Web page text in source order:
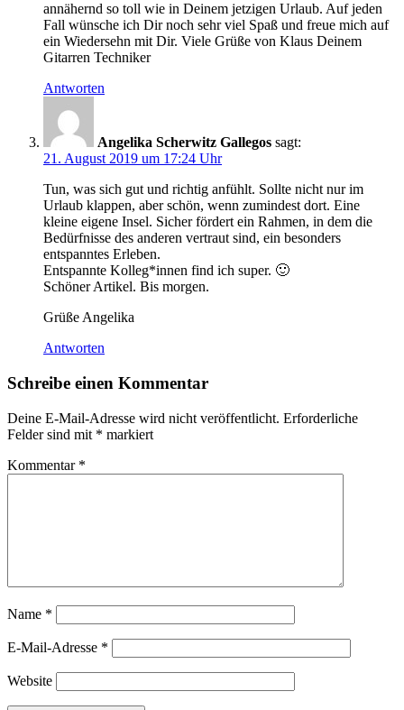
annähernd so toll wie in Deinem jetzigen Urlaub. Auf jeden
Fall wünsche ich Dir noch sehr viel Spaß und freue mich auf
ein Wiedersehn mit Dir. Viele Grüße von Klaus Deinem
Gitarren Techniker
Antworten
Angelika Scherwitz Gallegos sagt:
21. August 2019 um 17:24 Uhr
Tun, was sich gut und richtig anfühlt. Sollte nicht nur im
Urlaub klappen, aber schön, wenn zumindest dort. Eine
kleine eigene Insel. Sicher fördert ein Rahmen, in dem die
Bedürfnisse des anderen vertraut sind, ein besonders
entspanntes Erleben.
Entspannte Kolleg*innen find ich super. 🙂
Schöner Artikel. Bis morgen.
Grüße Angelika
Antworten
Schreibe einen Kommentar
Deine E-Mail-Adresse wird nicht veröffentlicht. Erforderliche
Felder sind mit * markiert
Kommentar *
Name *
E-Mail-Adresse *
Website